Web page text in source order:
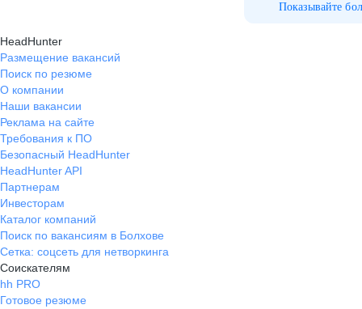
Показывайте
HeadHunter
Размещение вакансий
Поиск по резюме
О компании
Наши вакансии
Реклама на сайте
Требования к ПО
Безопасный HeadHunter
HeadHunter API
Партнерам
Инвесторам
Каталог компаний
Поиск по вакансиям в Болхове
Сетка: соцсеть для нетворкинга
Соискателям
hh PRO
Готовое резюме